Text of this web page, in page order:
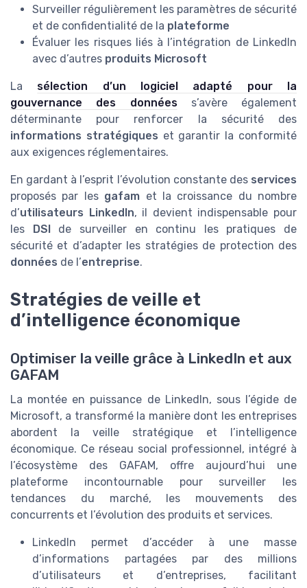
Surveiller régulièrement les paramètres de sécurité
et de confidentialité de la plateforme
Évaluer les risques liés à l’intégration de LinkedIn
avec d’autres produits Microsoft
La sélection d’un logiciel adapté pour la
gouvernance des donnéess’avère également
déterminante pour renforcer la sécurité des
informations stratégiques et garantir la conformité
aux exigences réglementaires.
En gardant à l’esprit l’évolution constante des services
proposés par les gafam et la croissance du nombre
d’utilisateurs LinkedIn, il devient indispensable pour
les
DSI
de surveiller en continu les pratiques de
sécurité et d’adapter les stratégies de protection des
données de l’entreprise.
Stratégies de veille et
d’intelligence économique
Optimiser la veille grâce à LinkedIn et aux
GAFAM
La montée en puissance de LinkedIn, sous l’égide de
Microsoft, a transformé la manière dont les entreprises
abordent la veille stratégique et l’intelligence
économique. Ce réseau social professionnel, intégré à
l’écosystème des GAFAM, offre aujourd’hui une
plateforme incontournable pour surveiller les
tendances du marché, les mouvements des
concurrents et l’évolution des produits et services.
LinkedIn permet d’accéder à une masse
d’informations partagées par des millions
d’utilisateurs et d’entreprises, facilitant